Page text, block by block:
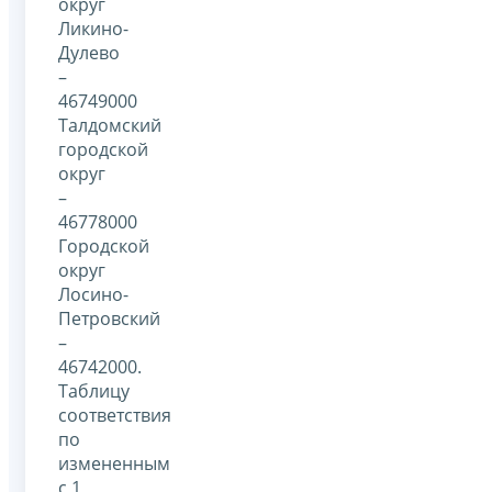
Ликино-
Дулево
–
46749000
Талдомский
городской
округ
–
46778000
Городской
округ
Лосино-
Петровский
–
46742000.
Таблицу
соответствия
по
измененным